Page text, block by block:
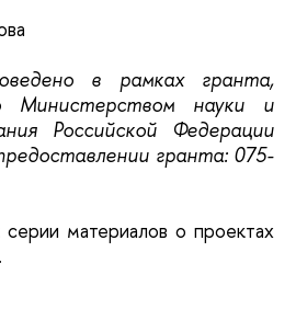
в рамках гранта,
Министерством науки и
Российской Федерации
гранта: 075-
материалов о проектах